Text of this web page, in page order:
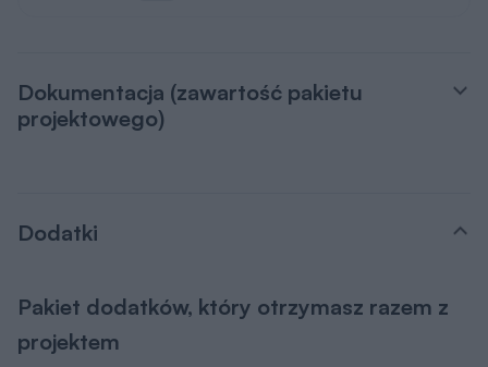
Dokumentacja (zawartość pakietu
projektowego)
Dodatki
Pakiet dodatków, który otrzymasz razem z
projektem